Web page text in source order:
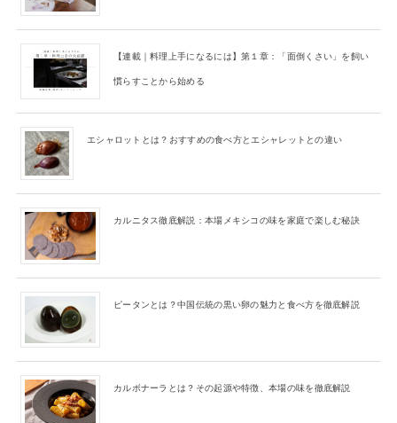
【連載｜料理上手になるには】第１章：「面倒くさい」を飼い
慣らすことから始める
エシャロットとは？おすすめの食べ方とエシャレットとの違い
カルニタス徹底解説：本場メキシコの味を家庭で楽しむ秘訣
ピータンとは？中国伝統の黒い卵の魅力と食べ方を徹底解説
カルボナーラとは？その起源や特徴、本場の味を徹底解説